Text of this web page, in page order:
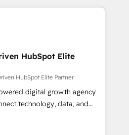
new one.
HubSpot Elite
HubSpot Elite Partner
digital growth agency
technology, data, and
results. Founded in
across Spain, LATAM, and